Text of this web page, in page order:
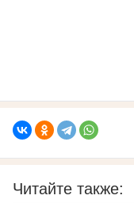
Читайте также: